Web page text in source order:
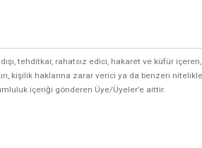
tehditkar, rahatsız edici, hakaret ve küfür içeren,
kişilik haklarına zarar verici ya da benzeri
içeriği gönderen Üye/Üyeler’e aittir.